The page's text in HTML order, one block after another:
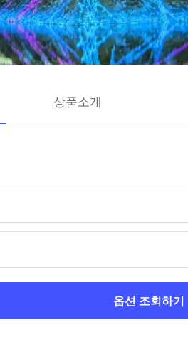
상품소개
옵션 조회하기